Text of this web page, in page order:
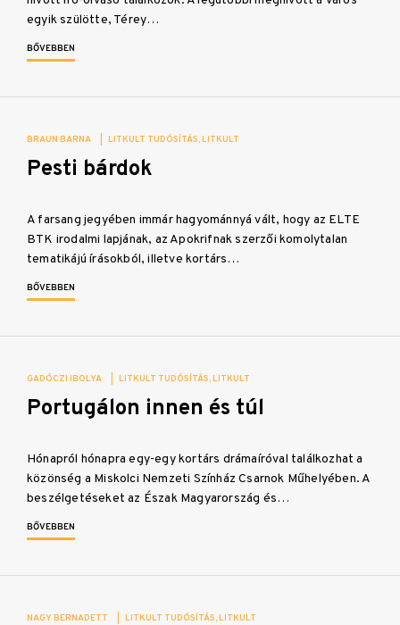
egyik szülötte, Térey…
BŐVEBBEN
BRAUN BARNA LITKULT TUDÓSÍTÁS LITKULT
Pesti bárdok
A farsang jegyében immár hagyománnyá vált, hogy az ELTE
BTK irodalmi lapjának, az Apokrifnak szerzői komolytalan
tematikájú írásokból, illetve kortárs…
BŐVEBBEN
GADÓCZI IBOLYA LITKULT TUDÓSÍTÁS LITKULT
Portugálon innen és túl
Hónapról hónapra egy-egy kortárs drámaíróval találkozhat a
közönség a Miskolci Nemzeti Színház Csarnok Műhelyében. A
beszélgetéseket az Észak Magyarország és…
BŐVEBBEN
NAGY BERNADETT LITKULT TUDÓSÍTÁS LITKULT